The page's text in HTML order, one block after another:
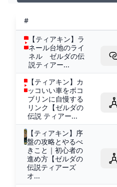
#
【ティアキン】ラ
ネール台地のライ
ネル ゼルダの伝
説ティアー...
【ティアキン】カ
ッコいい車をボコ
ブリンに自慢する
リンク【ゼルダの
伝説 ティアー...
【ティアキン】序
盤の攻略とやるべ
きこと｜初心者の
進め方【ゼルダの
伝説ティアーズ
オ...